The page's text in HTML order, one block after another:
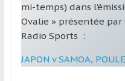
mi-temps) dans
Ovalie » présentée
Radio Sports :
JAPON v SAMOA,